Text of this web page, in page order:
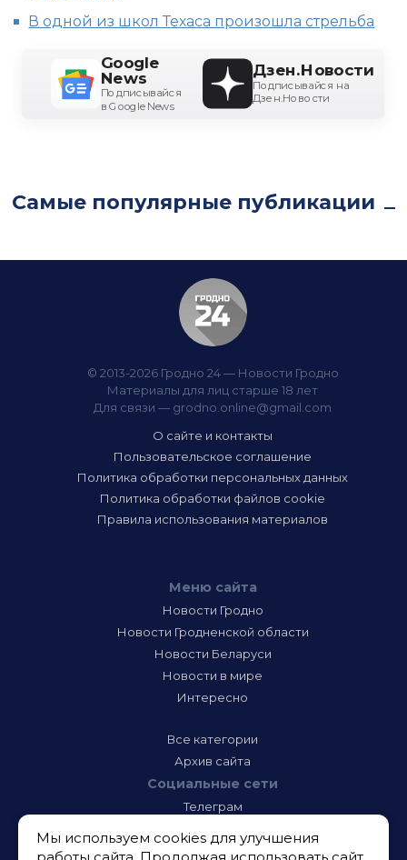
В одной из школ Техаса произошла стрельба
Google
News
Подписывайся
в Google News
Дзен.Новости
Подписывайся на
Дзен.Новости
Самые популярные публикации
© 2013-2026 Гродно 24 — Новости Гродно
Материалы для лиц старше 18 лет
Для связи — grodno.online@gmail.com
О сайте и контакты
Пользовательское соглашение
Политика обработки персональных данных
Политика обработки файлов cookie
Правила использования материалов
Меню сайта
Новости Гродно
Новости Гродненской области
Новости Беларуси
Новости в мире
Интересно
Все категории
Архив сайта
Социальные сети
Телеграм
Инстаграм
Мы используем cookies для улучшения